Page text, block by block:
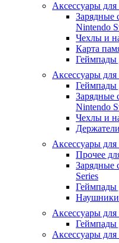
Аксессуары
Зарядные
Nintendo
Чехлы и
Карта
Геймпады
Аксессуары
Геймпады
Зарядные
Nintendo
Чехлы и
Аксессуары
Прочее
Зарядные
Series
Геймпады
Наушники
Аксессуары
Геймпады
Аксессуары